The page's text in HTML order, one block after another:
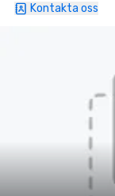
Kontakta oss